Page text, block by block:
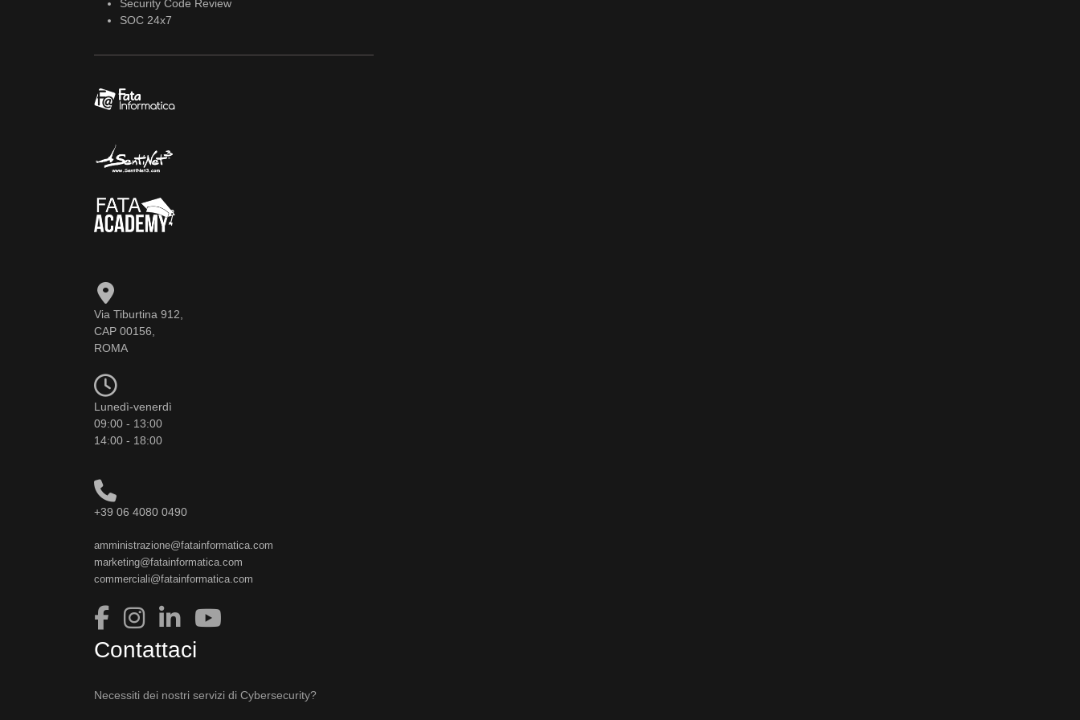
Security Code Review
SOC 24x7
Via Tiburtina 912,
CAP 00156,
ROMA
Lunedì-venerdì
09:00 - 13:00
14:00 - 18:00
+39 06 4080 0490
amministrazione@fatainformatica.com
marketing@fatainformatica.com
commerciali@fatainformatica.com
Contattaci
Necessiti dei nostri servizi di Cybersecurity?